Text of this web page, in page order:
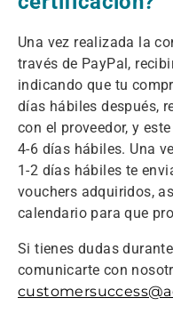
Una vez realizada la
través de PayPal,
indicando que tu
días hábiles después,
con el proveedor, y
4-6 días hábiles. Una
1-2 días hábiles te
vouchers adquiridos,
calendario para que
Si tienes dudas
comunicarte con